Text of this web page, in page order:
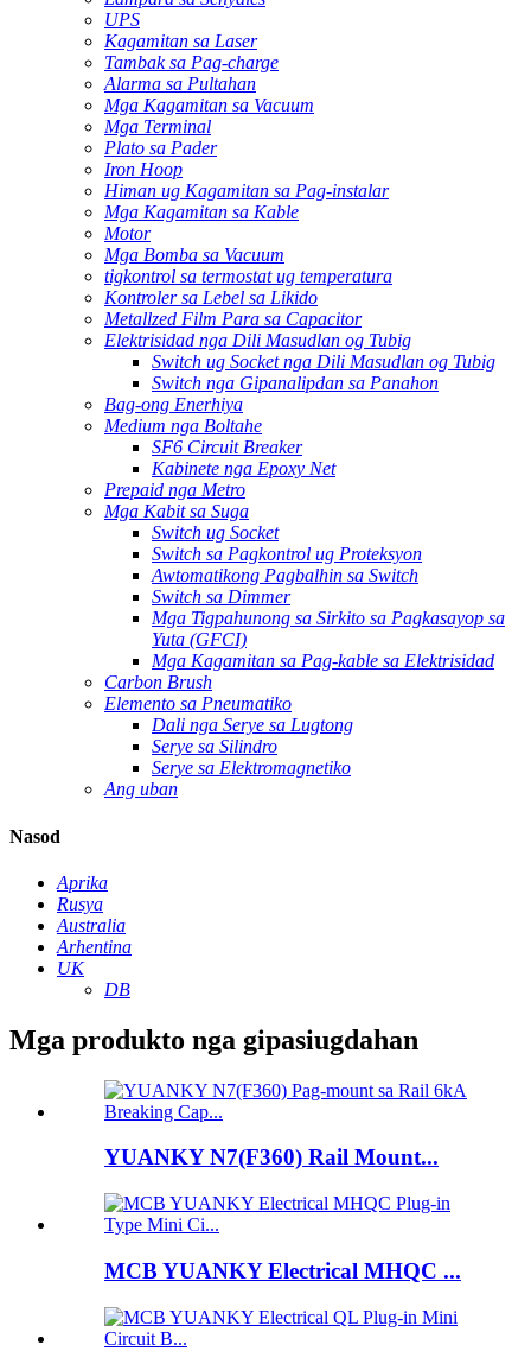
UPS
Kagamitan sa Laser
Tambak sa Pag-charge
Alarma sa Pultahan
Mga Kagamitan sa Vacuum
Mga Terminal
Plato sa Pader
Iron Hoop
Himan ug Kagamitan sa Pag-instalar
Mga Kagamitan sa Kable
Motor
Mga Bomba sa Vacuum
tigkontrol sa termostat ug temperatura
Kontroler sa Lebel sa Likido
Metallzed Film Para sa Capacitor
Elektrisidad nga Dili Masudlan og Tubig
Switch ug Socket nga Dili Masudlan og Tubig
Switch nga Gipanalipdan sa Panahon
Bag-ong Enerhiya
Medium nga Boltahe
SF6 Circuit Breaker
Kabinete nga Epoxy Net
Prepaid nga Metro
Mga Kabit sa Suga
Switch ug Socket
Switch sa Pagkontrol ug Proteksyon
Awtomatikong Pagbalhin sa Switch
Switch sa Dimmer
Mga Tigpahunong sa Sirkito sa Pagkasayop sa
Yuta (GFCI)
Mga Kagamitan sa Pag-kable sa Elektrisidad
Carbon Brush
Elemento sa Pneumatiko
Dali nga Serye sa Lugtong
Serye sa Silindro
Serye sa Elektromagnetiko
Ang uban
Nasod
Aprika
Rusya
Australia
Arhentina
UK
DB
Mga produkto nga gipasiugdahan
YUANKY N7(F360) Rail Mount...
MCB YUANKY Electrical MHQC ...